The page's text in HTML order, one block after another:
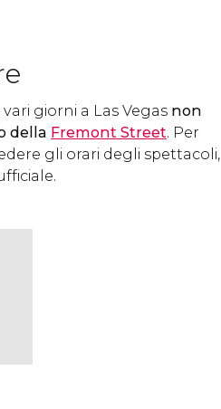
giorni a Las Vegas non
della Fremont Street. Per
gli orari degli spettacoli,